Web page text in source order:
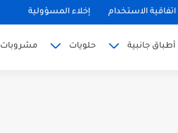
اتفاقية الاستخدام إخلاء المسؤولية
أطباق جانبية حلويات مشروبات